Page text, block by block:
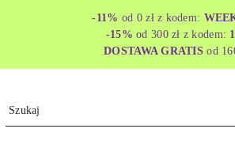
-11% od 0 zł z kodem:
-15% od 300 zł z kodem:
DOSTAWA GRATIS od